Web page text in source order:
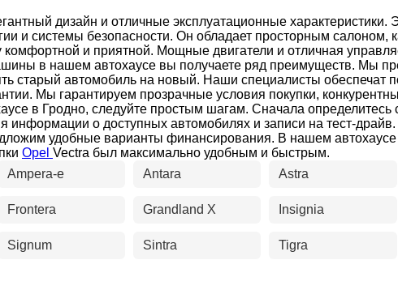
дизайн и отличные эксплуатационные характеристики.
и системы безопасности. Он обладает просторным салоном,
и приятной. Мощные двигатели и отличная
в нашем автохаусе вы получаете ряд преимуществ. Мы
старый автомобиль на новый. Наши специалисты обеспечат
Мы гарантируем прозрачные условия покупки,
в Гродно, следуйте простым шагам. Сначала
информации о доступных автомобилях и записи на тест-
удобные варианты финансирования. В нашем
Opel Vectra был максимально удобным и быстрым.
Ampera-e Antara Astra
Frontera Grandland X Insignia
Signum Sintra Tigra